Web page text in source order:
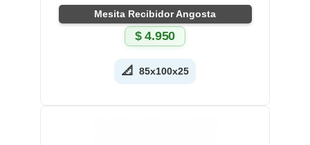
Mesita Recibidor Angosta
$4.950
📐 85x100x25